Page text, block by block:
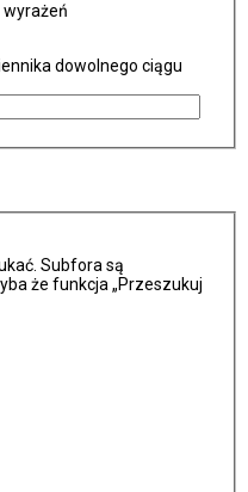
dowolnego ciągu
Subfora są
że funkcja „Przeszukuj